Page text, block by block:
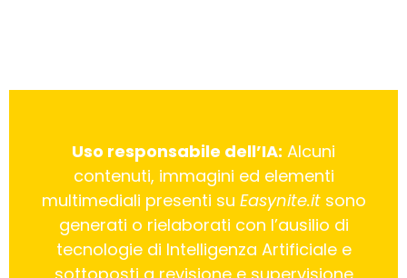
Uso responsabile dell’IA: Alcuni
contenuti, immagini ed elementi
multimediali presenti su Easynite.itsono
generati o rielaborati con l’ausilio di
tecnologie di Intelligenza Artificiale e